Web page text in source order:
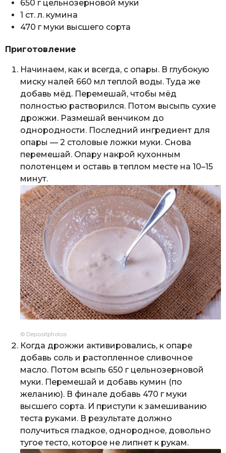
650 г цельнозерновой муки
1 ст. л. кумина
470 г муки высшего сорта
Приготовление
Начинаем, как и всегда, с опары. В глубокую
миску налей 660 мл теплой воды. Туда же
добавь мёд. Перемешай, чтобы мёд
полностью растворился. Потом высыпь сухие
дрожжи. Размешай венчиком до
однородности. Последний ингредиент для
опары — 2 столовые ложки муки. Снова
перемешай. Опару накрой кухонным
полотенцем и оставь в теплом месте на 10–15
минут.
© Depositphotos
Когда дрожжи активировались, к опаре
добавь соль и растопленное сливочное
масло. Потом всыпь 650 г цельнозерновой
муки. Перемешай и добавь кумин (по
желанию). В финале добавь 470 г муки
высшего сорта. И приступи к замешиванию
теста руками. В результате должно
получиться гладкое, однородное, довольно
тугое тесто, которое не липнет к рукам.